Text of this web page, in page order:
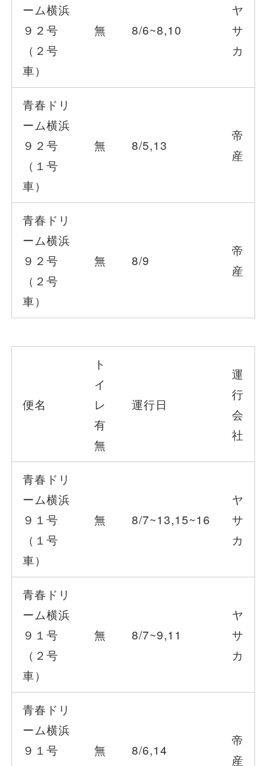
ーム横浜
９２号
（２号
車）
無 8/6~8,10
ヤ
サ
カ
青春ドリ
ーム横浜
９２号
（１号
車）
無 8/5,13
帝
産
青春ドリ
ーム横浜
９２号
（２号
車）
無 8/9
帝
産
便名
ト
イ
レ
有
無
運行日
運
行
会
社
青春ドリ
ーム横浜
９１号
（１号
車）
無 8/7~13,15~16
ヤ
サ
カ
青春ドリ
ーム横浜
９１号
（２号
車）
無 8/7~9,11
ヤ
サ
カ
青春ドリ
ーム横浜
９１号
無 8/6,14
帝
産